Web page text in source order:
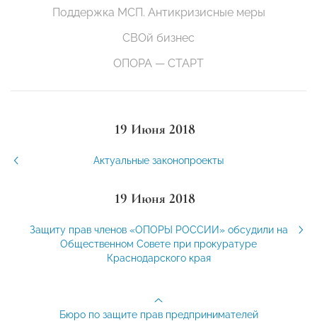
Поддержка МСП. Антикризисные меры
СВОй бизнес
ОПОРА — СТАРТ
19 Июня 2018
Актуальные законопроекты
19 Июня 2018
Защиту прав членов «ОПОРЫ РОССИИ» обсудили на
Общественном Совете при прокуратуре
Краснодарского края
Бюро по защите прав предпринимателей